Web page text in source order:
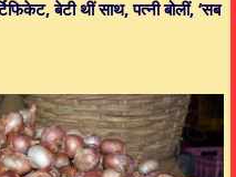
बेटी थीं साथ, पत्नी बोलीं, ‘सब